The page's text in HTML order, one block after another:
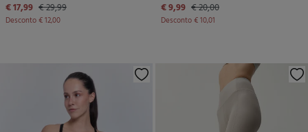
€ 17,99 € 29,99
Desconto€ 12,00
€ 9,99 € 20,00
Desconto€ 10,01